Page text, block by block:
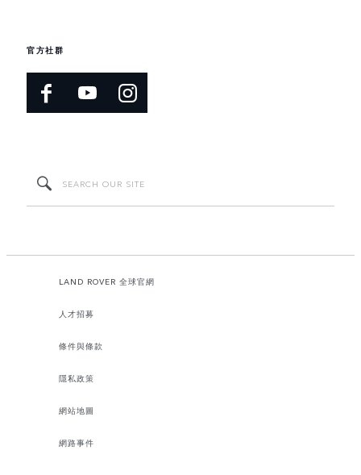
官方社群
LAND ROVER 全球官網
人才招募
條件與條款
隱私政策
網站地圖
網路事件